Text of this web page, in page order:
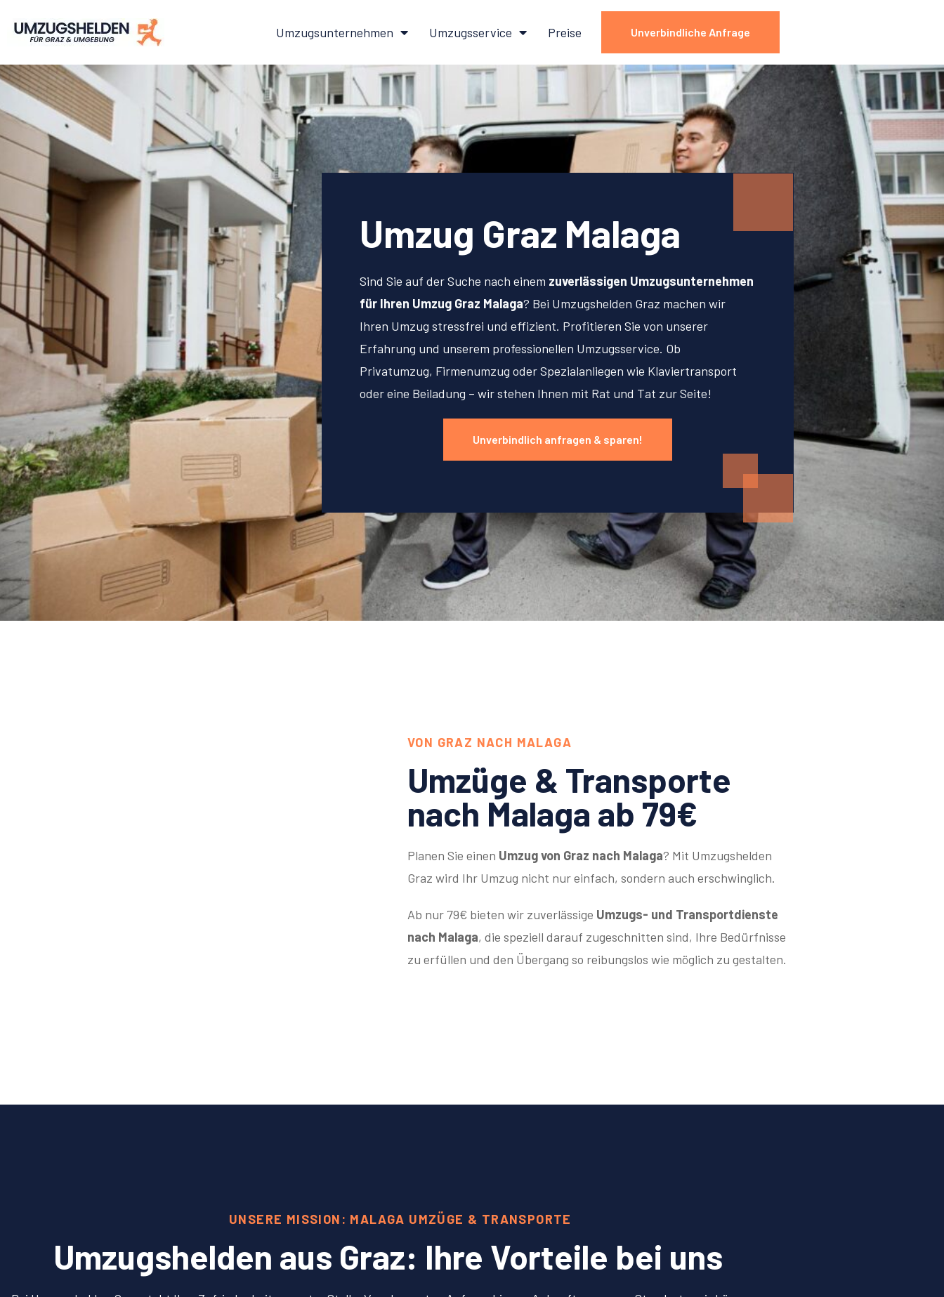
Umzugsunternehmen Umzugsservice Preise Unverbindliche Anfrage
Umzug Graz Malaga
Sind Sie auf der Suche nach einem zuverlässigen Umzugsunternehmen
für Ihren Umzug Graz Malaga? Bei Umzugshelden Graz machen wir
Ihren Umzug stressfrei und effizient. Profitieren Sie von unserer
Erfahrung und unserem professionellen Umzugsservice. Ob
Privatumzug, Firmenumzug oder Spezialanliegen wie Klaviertransport
oder eine Beiladung – wir stehen Ihnen mit Rat und Tat zur Seite!
Unverbindlich anfragen & sparen!
VON GRAZ NACH MALAGA
Umzüge & Transporte
nach Malaga ab 79€
Planen Sie einen Umzug von Graz nach Malaga? Mit Umzugshelden
Graz wird Ihr Umzug nicht nur einfach, sondern auch erschwinglich.
Ab nur 79€ bieten wir zuverlässige Umzugs- und Transportdienste
nach Malaga, die speziell darauf zugeschnitten sind, Ihre Bedürfnisse
zu erfüllen und den Übergang so reibungslos wie möglich zu gestalten.
UNSERE MISSION: MALAGA UMZÜGE & TRANSPORTE
Umzugshelden aus Graz: Ihre Vorteile bei uns